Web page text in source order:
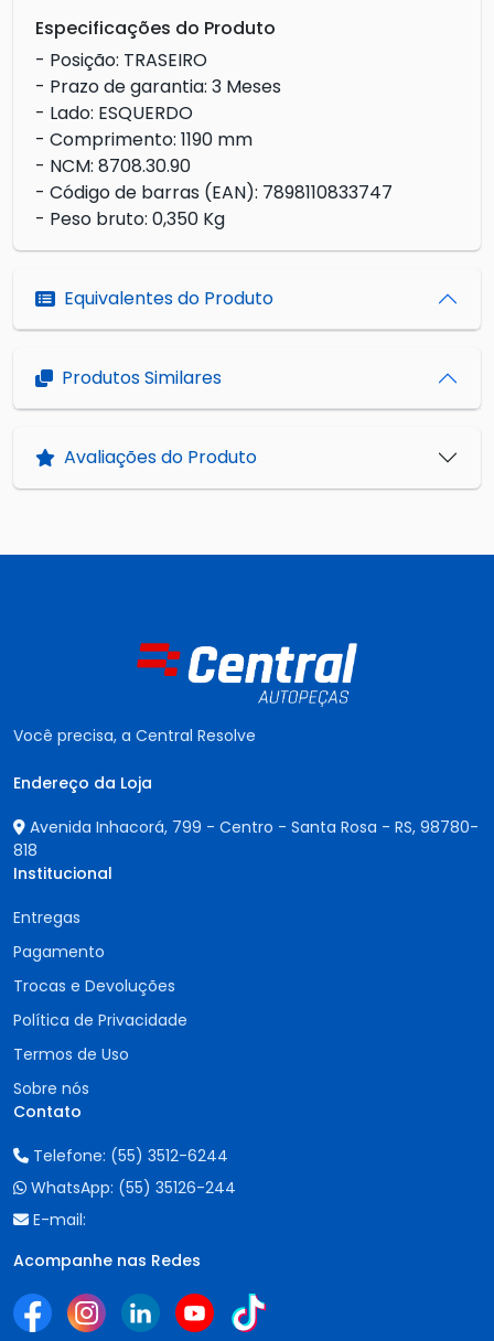
Especificações do Produto
- Posição: TRASEIRO
- Prazo de garantia: 3 Meses
- Lado: ESQUERDO
- Comprimento: 1190 mm
- NCM: 8708.30.90
- Código de barras (EAN): 7898110833747
- Peso bruto: 0,350 Kg
Equivalentes do Produto
Produtos Similares
Avaliações do Produto
Você precisa, a Central Resolve
Endereço da Loja
Avenida Inhacorá, 799 - Centro - Santa Rosa - RS, 98780-
818
Institucional
Entregas
Pagamento
Trocas e Devoluções
Política de Privacidade
Termos de Uso
Sobre nós
Contato
Telefone: (55) 3512-6244
WhatsApp: (55) 35126-244
E-mail:
Acompanhe nas Redes